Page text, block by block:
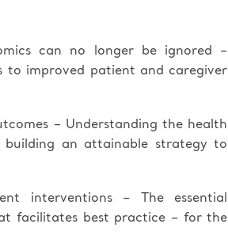
can no longer be ignored –
to improved patient and caregiver
– Understanding the health
an attainable strategy to
interventions – The essential
facilitates best practice – for the